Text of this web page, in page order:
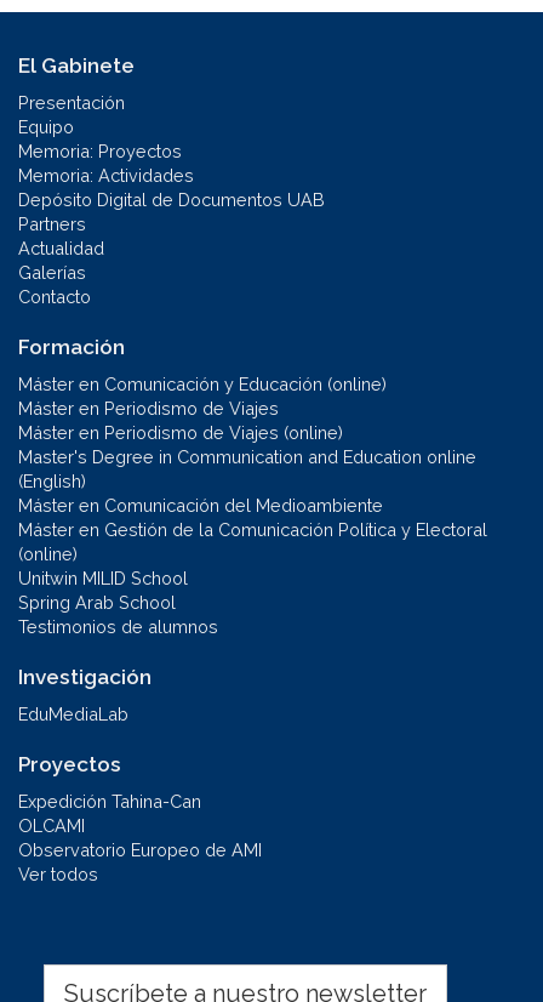
El Gabinete
Presentación
Equipo
Memoria: Proyectos
Memoria: Actividades
Depósito Digital de Documentos UAB
Partners
Actualidad
Galerías
Contacto
Formación
Máster en Comunicación y Educación (online)
Máster en Periodismo de Viajes
Máster en Periodismo de Viajes (online)
Master's Degree in Communication and Education online
(English)
Máster en Comunicación del Medioambiente
Máster en Gestión de la Comunicación Política y Electoral
(online)
Unitwin MILID School
Spring Arab School
Testimonios de alumnos
Investigación
EduMediaLab
Proyectos
Expedición Tahina-Can
OLCAMI
Observatorio Europeo de AMI
Ver todos
Suscríbete a nuestro newsletter